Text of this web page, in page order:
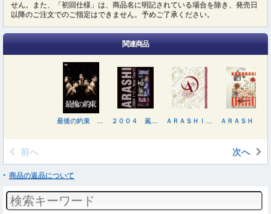
せん。また、「初回仕様」は、商品名に明記されている場合を除き、発売日
以降のご注文でのご指定はできません。予めご了承ください。
関連商品
前へ 次へ
商品の返品について